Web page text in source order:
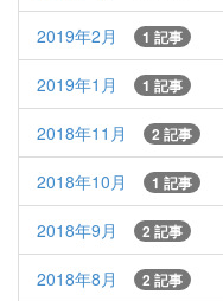
2019年2月 1 記事
2019年1月 1 記事
2018年11月 2 記事
2018年10月 1 記事
2018年9月 2 記事
2018年8月 2 記事